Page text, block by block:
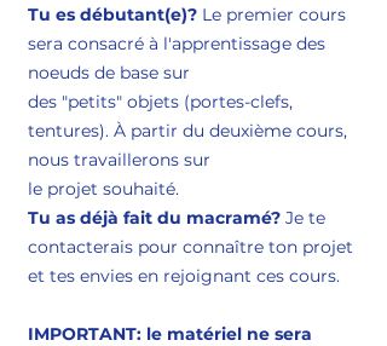
Tu es débutant(e)? Le premier cours
sera consacré à l'apprentissage des
noeuds de base sur
des "petits" objets (portes-clefs,
tentures). À partir du deuxième cours,
nous travaillerons sur
le projet souhaité.
Tu as déjà fait du macramé? Je te
contacterais pour connaître ton projet
et tes envies en rejoignant ces cours.
IMPORTANT: le matériel ne sera